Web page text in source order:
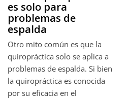
es solo para
problemas de
espalda
Otro mito común es que la
quiropráctica solo se aplica a
problemas de espalda. Si bien
la quiropráctica es conocida
por su eficacia en el